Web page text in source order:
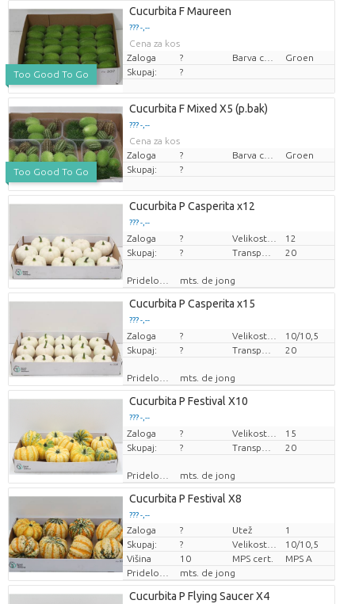
Too Good To Go
Cucurbita F Maureen
??? -,--
Cena za kos
Zaloga
?
Groen
Skupaj:
?
Too Good To Go
Cucurbita F Mixed X5 (p.bak)
??? -,--
Cena za kos
Zaloga
?
Groen
Skupaj:
?
Cucurbita P Casperita x12
??? -,--
Cena za kos
Zaloga ?
12
Skupaj:
? 20
mts. de jong
Cucurbita P Casperita x15
??? -,--
Cena za kos
Zaloga ?
10/10,5
Skupaj:
? 20
mts. de jong
Cucurbita P Festival X10
??? -,--
Cena za kos
Zaloga ?
15
Skupaj:
? 20
mts. de jong
Cucurbita P Festival X8
??? -,--
Cena za kos
Zaloga ? Utež
1
Skupaj:
?
10/10,5
Višina
10 MPS cert.
MPS A
mts. de jong
Cucurbita P Flying Saucer X4